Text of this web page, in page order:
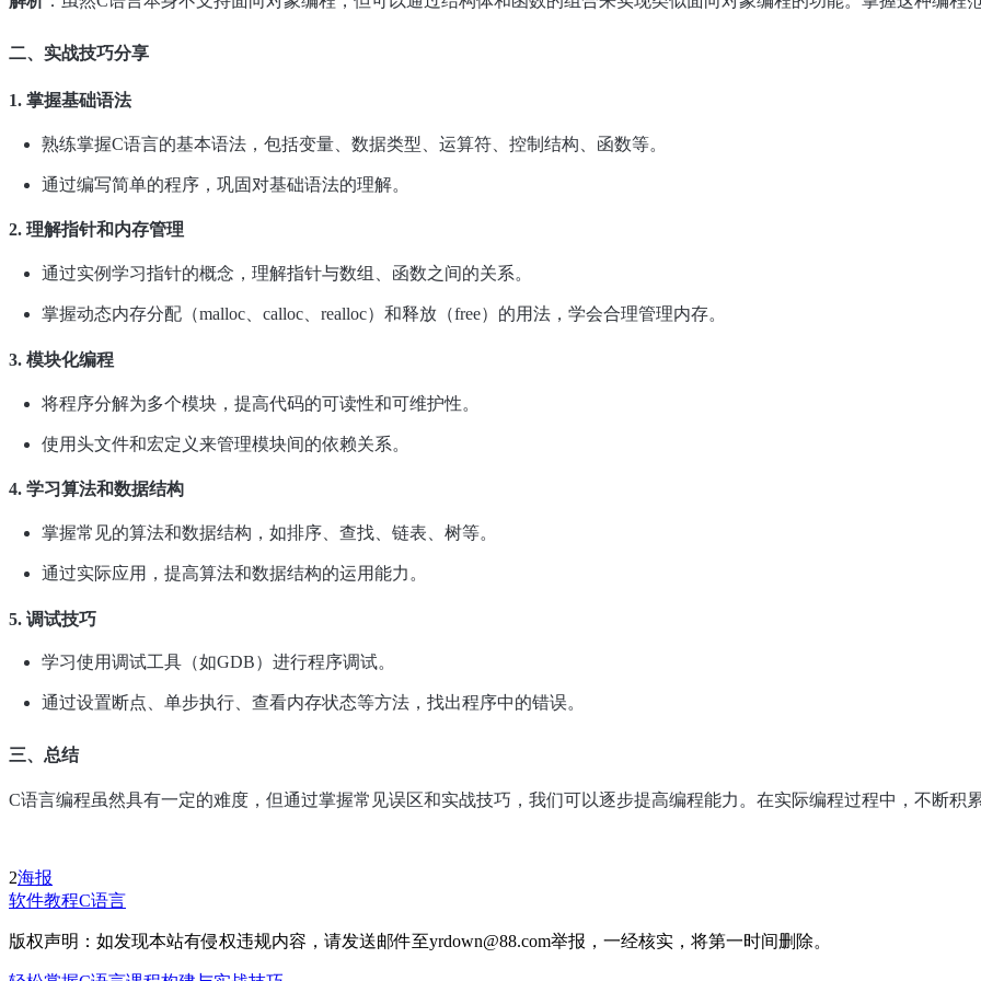
二、实战技巧分享
1. 掌握基础语法
熟练掌握C语言的基本语法，包括变量、数据类型、运算符、控制结构、函数等。
通过编写简单的程序，巩固对基础语法的理解。
2. 理解指针和内存管理
通过实例学习指针的概念，理解指针与数组、函数之间的关系。
掌握动态内存分配（malloc、calloc、realloc）和释放（free）的用法，学会合理管理内存。
3. 模块化编程
将程序分解为多个模块，提高代码的可读性和可维护性。
使用头文件和宏定义来管理模块间的依赖关系。
4. 学习算法和数据结构
掌握常见的算法和数据结构，如排序、查找、链表、树等。
通过实际应用，提高算法和数据结构的运用能力。
5. 调试技巧
学习使用调试工具（如GDB）进行程序调试。
通过设置断点、单步执行、查看内存状态等方法，找出程序中的错误。
三、总结
C语言编程虽然具有一定的难度，但通过掌握常见误区和实战技巧，我们可以逐步提高编程能力。在实际编程过程中，不断积
2海报
软件教程C语言
版权声明：如发现本站有侵权违规内容，请发送邮件至yrdown@88.com举报，一经核实，将第一时间删除。